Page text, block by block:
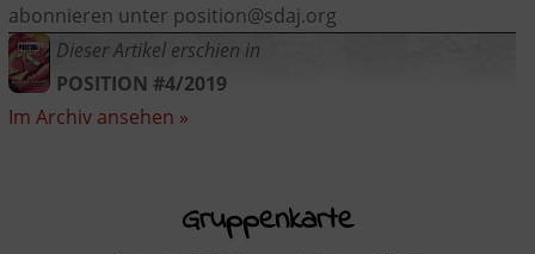
abonnieren unter position@sdaj.org
Dieser Artikel erschien in
POSITION #4/2019
Im Archiv ansehen »
Gruppenkarte